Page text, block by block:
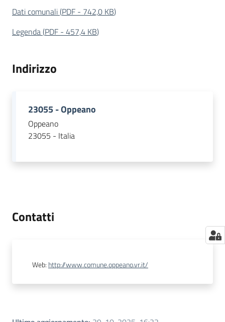
e
Camera
Dati comunali(PDF - 742,0 KB)
Legenda(PDF - 457,4 KB)
Indirizzo
23055 - Oppeano
Oppeano
23055 - Italia
Contatti
Web: http://www.comune.oppeano.vr.it/